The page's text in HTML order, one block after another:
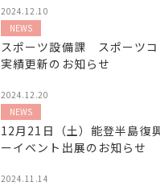
2024.12.10
NEWS
スポーツ設備課 スポーツコ
実績更新のお知らせ
2024.12.20
NEWS
12月21日（土）能登半島復
ーイベント出展のお知らせ
2024.11.14